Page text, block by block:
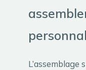
L’assemblage